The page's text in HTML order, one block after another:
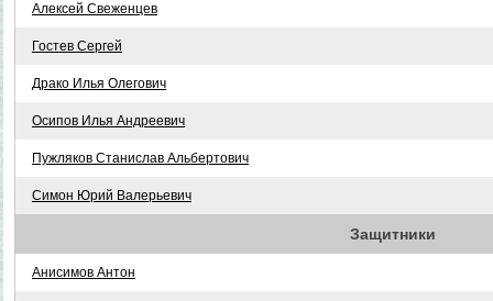
Алексей Свеженцев
Гостев Сергей
Драко Илья Олегович
Осипов Илья Андреевич
Пужляков Станислав Альбертович
Симон Юрий Валерьевич
Защитники
Анисимов Антон